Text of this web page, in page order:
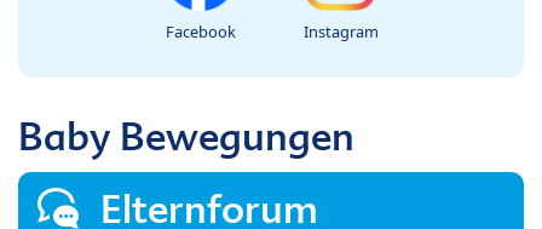
Facebook Instagram
Baby Bewegungen
Elternforum